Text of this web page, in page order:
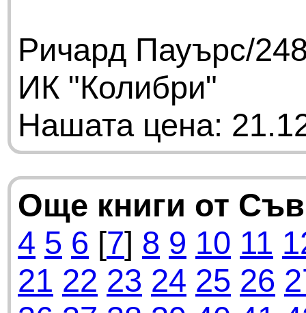
Ричард Пауърс/
ИК "Колибри"
Нашата цена:
Още книги от
4 5 6 [7] 8 9 10 11
21 22 23 24 25 26